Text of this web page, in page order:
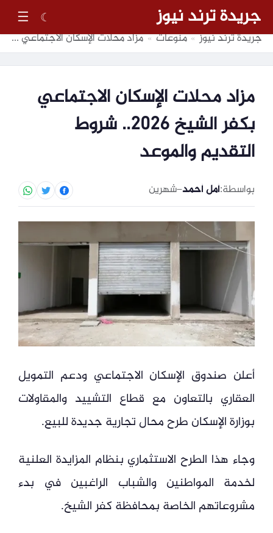
جريدة ترند نيوز ☾
☰
جريدة ترند نيوز » منوعات » مزاد محلات الإسكان الاجتماعي بكفر الشيخ 2026.. شروط التقديم والموعد
مزاد محلات الإسكان الاجتماعي
بكفر الشيخ 2026.. شروط
التقديم والموعد
بواسطة:أمل أحمد–شهرين
أعلن صندوق الإسكان الاجتماعي ودعم التمويل
العقاري بالتعاون مع قطاع التشييد والمقاولات
بوزارة الإسكان طرح محال تجارية جديدة للبيع.
وجاء هذا الطرح الاستثماري بنظام المزايدة العلنية
لخدمة المواطنين والشباب الراغبين في بدء
مشروعاتهم الخاصة بمحافظة كفر الشيخ.